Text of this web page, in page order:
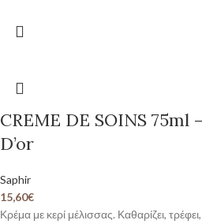
CREME DE SOINS 75ml
D’or
Saphir
15,60€
Κρέμα με κερί μέλισσας. Καθαρίζει,